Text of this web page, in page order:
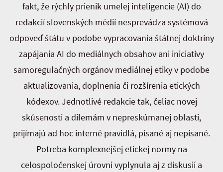
fakt, že rýchly prienik umelej inteligencie (AI) do
redakcií slovenských médií nesprevádza systémová
odpoveď štátu v podobe vypracovania štátnej doktríny
zapájania AI do mediálnych obsahov ani iniciatívy
samoregulačných orgánov mediálnej etiky v podobe
aktualizovania, doplnenia či rozšírenia etických
kódexov. Jednotlivé redakcie tak, čeliac novej
skúsenosti a dilemám v nepreskúmanej oblasti,
prijímajú ad hoc interné pravidlá, písané aj nepísané.
Potreba komplexnejšej etickej normy na
celospoločenskej úrovni vyplynula aj z diskusií a